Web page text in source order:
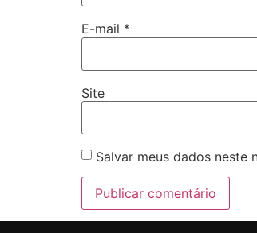
E-mail *
Site
Salvar meus dados neste